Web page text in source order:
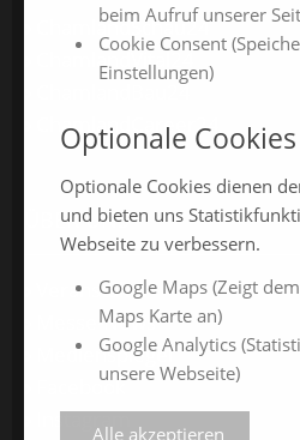
ChamlandSchau24
ChamlandVital24
ChamlandBau24
ChamlandCareer24
ÜBER UNS
Veranstalter
Messe-News
Medienspiegel
Facebook
Instagram
beim Aufruf unserer
Cookie Consent
Einstellungen)
Optionale Cookies
Optionale Cookies dienen
und bieten uns
Webseite zu verbessern.
Google Maps (Zeigt
Maps Karte an)
Google Analytics
unsere Webseite)
Alle akzeptieren